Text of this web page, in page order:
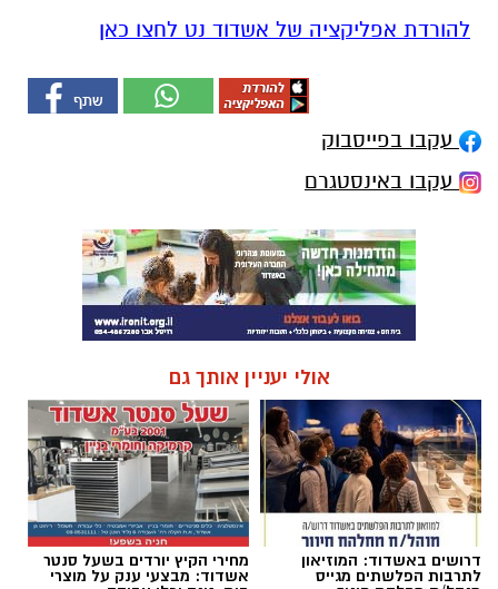
להורדת אפליקציה של אשדוד נט לחצו כאן
עקבו בפייסבוק
עקבו באינסטגרם
אולי יעניין אותך גם
דרושים באשדוד: המוזיאון
לתרבות הפלשתים מגייס
מחירי הקיץ יורדים בשעל סנטר
אשדוד: מבצעי ענק על מוצרי